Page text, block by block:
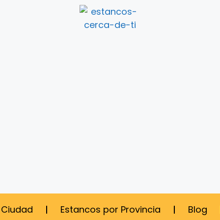
Estancos por Provincia Blog